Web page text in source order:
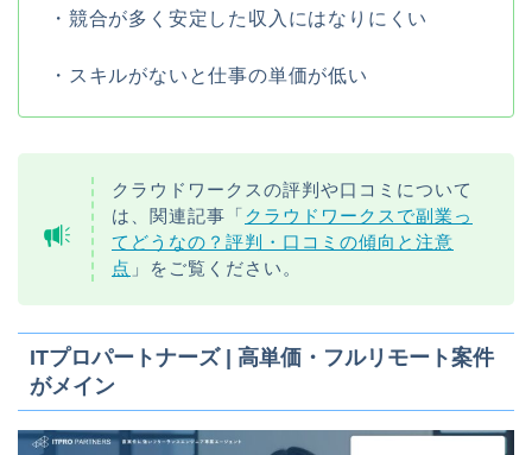
・競合が多く安定した収入にはなりにくい
・スキルがないと仕事の単価が低い
クラウドワークスの評判や口コミについて
は、関連記事「 クラウドワークスで副業っ
てどうなの？評判・口コミの傾向と注意
点 」をご覧ください。
ITプロパートナーズ | 高単価・フルリモート案件
がメイン